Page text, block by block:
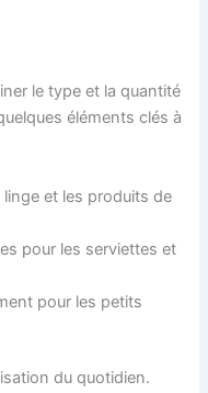
le type et la quantité
éléments clés à
et les produits de
pour les serviettes et
pour les petits
du quotidien.